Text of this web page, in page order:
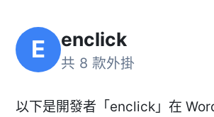
E enclick
共 8 款外掛
以下是開發者「enclick」在